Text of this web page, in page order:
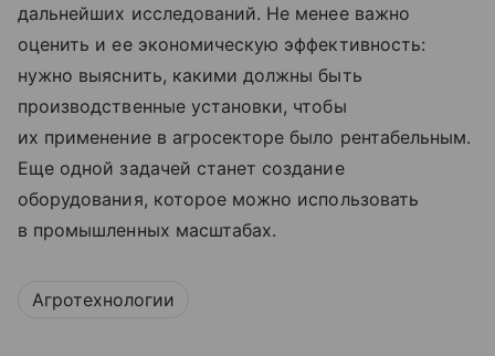
дальнейших исследований. Не менее важно
оценить и ее экономическую эффективность:
нужно выяснить, какими должны быть
производственные установки, чтобы
их применение в агросекторе было рентабельным.
Еще одной задачей станет создание
оборудования, которое можно использовать
в промышленных масштабах.
Агротехнологии